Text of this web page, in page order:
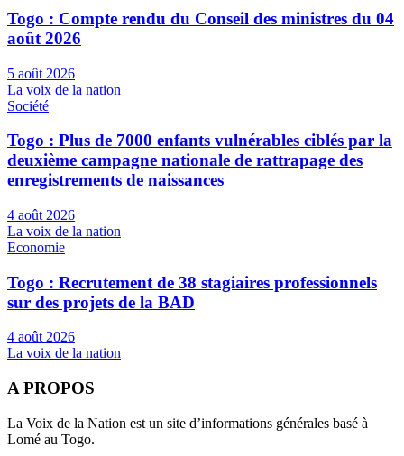
Togo : Compte rendu du Conseil des ministres du 04
août 2026
5 août 2026
La voix de la nation
Société
Togo : Plus de 7000 enfants vulnérables ciblés par la
deuxième campagne nationale de rattrapage des
enregistrements de naissances
4 août 2026
La voix de la nation
Economie
Togo : Recrutement de 38 stagiaires professionnels
sur des projets de la BAD
4 août 2026
La voix de la nation
A PROPOS
La Voix de la Nation est un site d’informations générales basé à
Lomé au Togo.